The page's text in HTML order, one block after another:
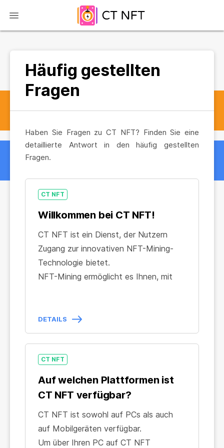
Häufig gestellten
Fragen
Haben Sie Fragen zu CT NFT? Finden Sie eine
detaillierte Antwort in den häufig gestellten
Fragen.
CT NFT
Willkommen bei CT NFT!
CT NFT ist ein Dienst, der Nutzern
Zugang zur innovativen NFT-Mining-
Technologie bietet.
NFT-Mining ermöglicht es Ihnen, mit
erzielen, ohne dessen Rechenleistung
zu nutzen. Dies macht die Technologie
völlig umweltfreundlich und sowohl für
Neueinsteiger als auch für erfahrene
Nutzer zugänglich.
NFT-Mining basiert auf vielen
Technologien der CryptoCompany OÜ.
Gebührenfreie Auszahlungen, sofortige
Umwandlung der Mining-Einnahmen in
BTC, Interaktion mit dem Mining-
DETAILS
CT NFT
Auf welchen Plattformen ist
CT NFT verfügbar?
CT NFT ist sowohl auf PCs als auch
auf Mobilgeräten verfügbar.
Um über Ihren PC auf CT NFT